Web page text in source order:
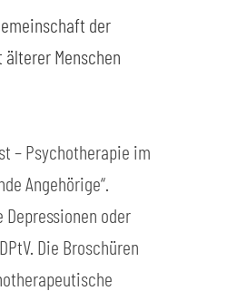
der
Menschen
– Psychotherapie im
Angehörige“.
Depressionen oder
Die Broschüren